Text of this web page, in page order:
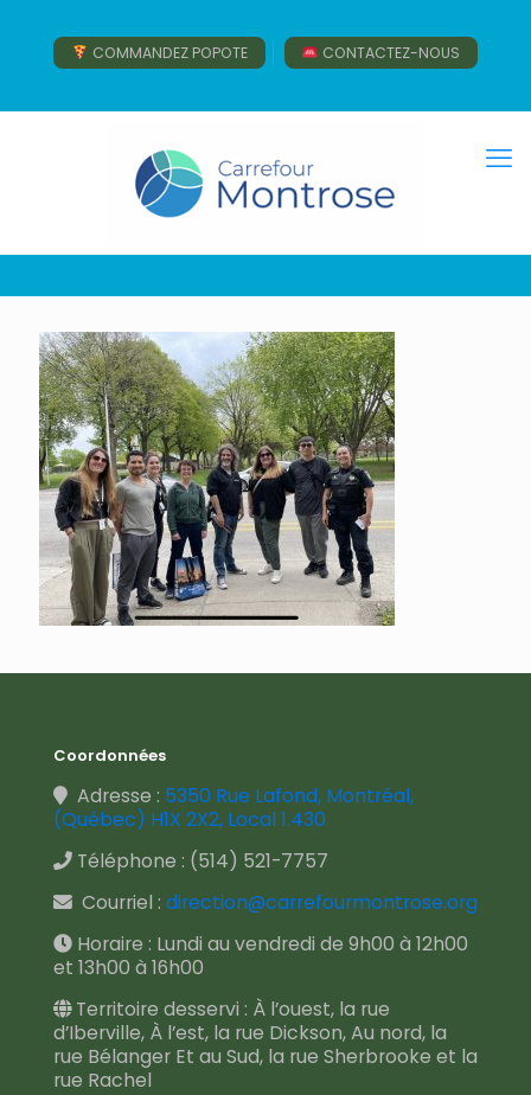
COMMANDEZ POPOTE CONTACTEZ-NOUS
Coordonnées
Adresse : 5350 Rue Lafond, Montréal,
(Québec) H1X 2X2, Local 1.430
Téléphone : (514) 521-7757
Courriel : direction@carrefourmontrose.org
Horaire : Lundi au vendredi de 9h00 à 12h00
et 13h00 à 16h00
Territoire desservi : À l’ouest, la rue
d’Iberville, À l’est, la rue Dickson, Au nord, la
rue Bélanger Et au Sud, la rue Sherbrooke et la
rue Rachel